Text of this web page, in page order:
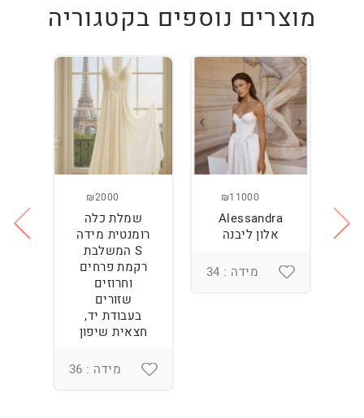
מוצרים נוספים בקטגוריה
₪11000
Alessandra
אלון ליבנה
מידה : 34
₪2000
שמלת כלה
רומנטית מידה
S המשלבת
רקמת פרחים
וחרוזים
שזורים
בעבודת יד,
חצאית שיפון
מידה : 36